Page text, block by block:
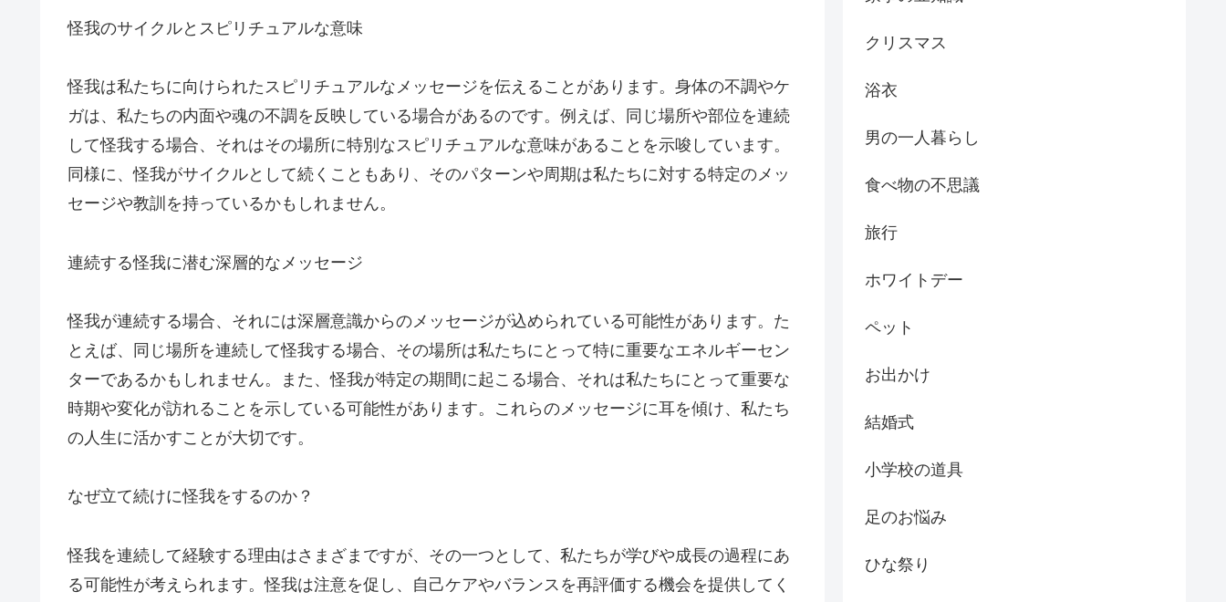
怪我のサイクルとスピリチュアルな意味
怪我は私たちに向けられたスピリチュアルなメッセージを伝えることがあります。身体の不調やケ
ガは、私たちの内面や魂の不調を反映している場合があるのです。例えば、同じ場所や部位を連続
して怪我する場合、それはその場所に特別なスピリチュアルな意味があることを示唆しています。
同様に、怪我がサイクルとして続くこともあり、そのパターンや周期は私たちに対する特定のメッ
セージや教訓を持っているかもしれません。
連続する怪我に潜む深層的なメッセージ
怪我が連続する場合、それには深層意識からのメッセージが込められている可能性があります。た
とえば、同じ場所を連続して怪我する場合、その場所は私たちにとって特に重要なエネルギーセン
ターであるかもしれません。また、怪我が特定の期間に起こる場合、それは私たちにとって重要な
時期や変化が訪れることを示している可能性があります。これらのメッセージに耳を傾け、私たち
の人生に活かすことが大切です。
なぜ立て続けに怪我をするのか？
怪我を連続して経験する理由はさまざまですが、その一つとして、私たちが学びや成長の過程にあ
る可能性が考えられます。怪我は注意を促し、自己ケアやバランスを再評価する機会を提供してく
クリスマス
浴衣
男の一人暮らし
食べ物の不思議
旅行
ホワイトデー
ペット
お出かけ
結婚式
小学校の道具
足のお悩み
ひな祭り